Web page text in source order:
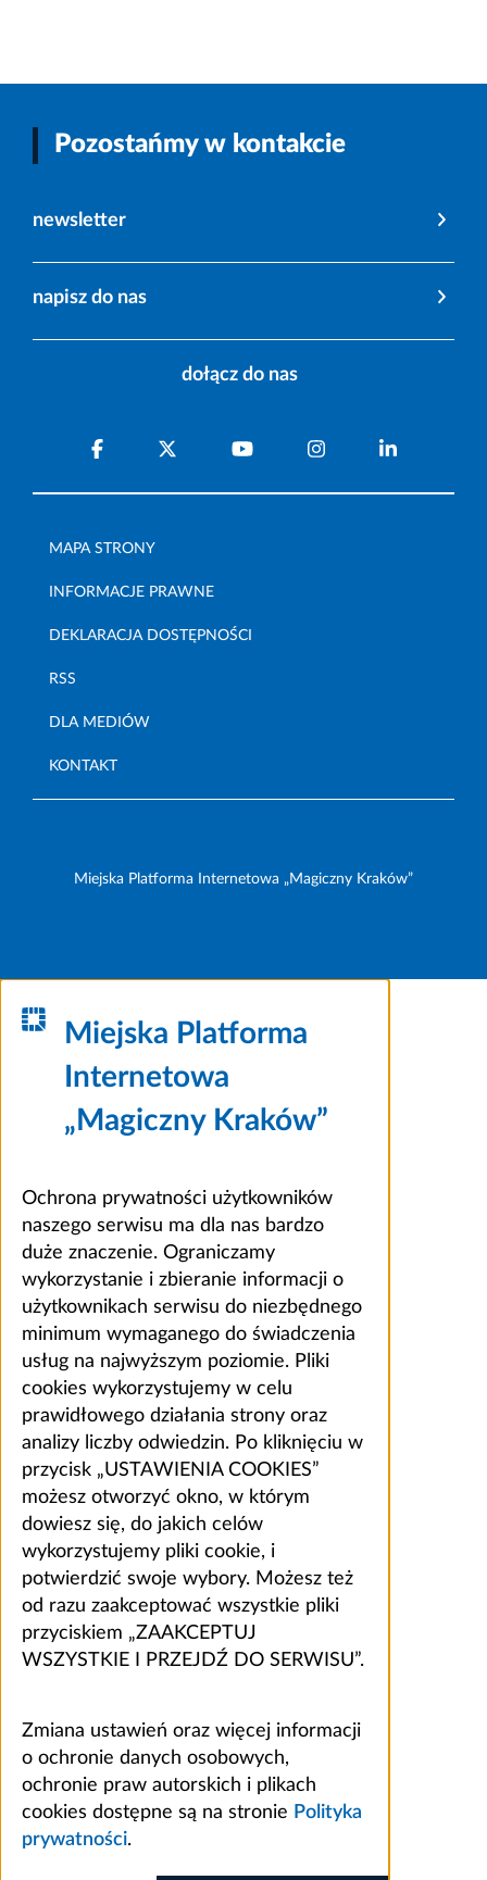
Pozostańmy w kontakcie
newsletter
napisz do nas
dołącz do nas
MAPA STRONY
INFORMACJE PRAWNE
DEKLARACJA DOSTĘPNOŚCI
RSS
DLA MEDIÓW
KONTAKT
Miejska Platforma Internetowa „Magiczny Kraków”
Miejska Platforma
Internetowa
„Magiczny Kraków”
Ochrona prywatności użytkowników
naszego serwisu ma dla nas bardzo
duże znaczenie. Ograniczamy
wykorzystanie i zbieranie informacji o
użytkownikach serwisu do niezbędnego
minimum wymaganego do świadczenia
usług na najwyższym poziomie. Pliki
cookies wykorzystujemy w celu
prawidłowego działania strony oraz
analizy liczby odwiedzin. Po kliknięciu w
przycisk „USTAWIENIA COOKIES”
możesz otworzyć okno, w którym
dowiesz się, do jakich celów
wykorzystujemy pliki cookie, i
potwierdzić swoje wybory. Możesz też
od razu zaakceptować wszystkie pliki
przyciskiem „ZAAKCEPTUJ
WSZYSTKIE I PRZEJDŹ DO SERWISU”.
Zmiana ustawień oraz więcej informacji
o ochronie danych osobowych,
ochronie praw autorskich i plikach
cookies dostępne są na stronie Polityka
prywatności.